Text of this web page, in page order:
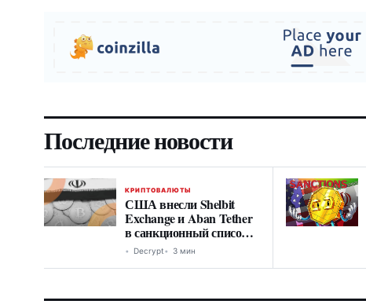
Последние новости
КРИПТОВАЛЮТЫ
США внесли Shelbit
Exchange и Aban Tether
в санкционный список
из-за связей с Ираном
Decrypt 3 мин